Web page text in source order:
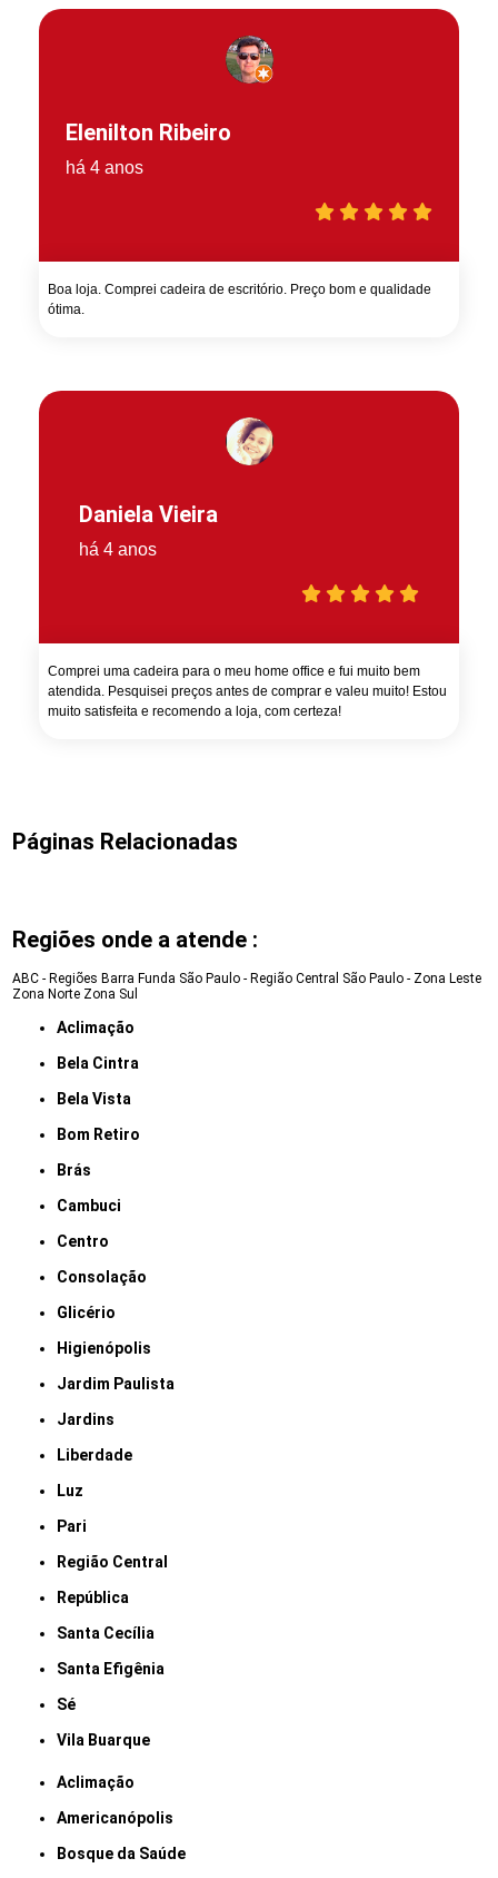
Elenilton Ribeiro
há 4 anos
Boa loja. Comprei cadeira de escritório. Preço bom e qualidade
ótima.
Daniela Vieira
há 4 anos
Comprei uma cadeira para o meu home office e fui muito bem
atendida. Pesquisei preços antes de comprar e valeu muito! Estou
muito satisfeita e recomendo a loja, com certeza!
Páginas Relacionadas
Regiões onde a atende :
ABC - Regiões Barra Funda São Paulo - Região Central São Paulo - Zona Leste
Zona Norte Zona Sul
Aclimação
Bela Cintra
Bela Vista
Bom Retiro
Brás
Cambuci
Centro
Consolação
Glicério
Higienópolis
Jardim Paulista
Jardins
Liberdade
Luz
Pari
Região Central
República
Santa Cecília
Santa Efigênia
Sé
Vila Buarque
Aclimação
Americanópolis
Bosque da Saúde